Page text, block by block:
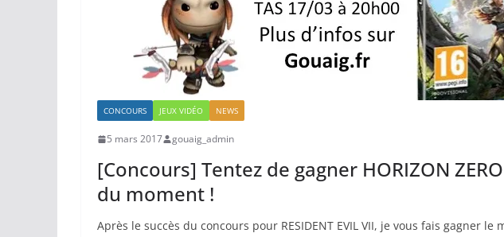
CONCOURS JEUX VIDÉO NEWS
5 mars 2017 gouaig_admin
[Concours] Tentez de gagner HORIZON
du moment !
Après le succès du concours pour RESIDENT EVIL VII, je vous fais gagner le